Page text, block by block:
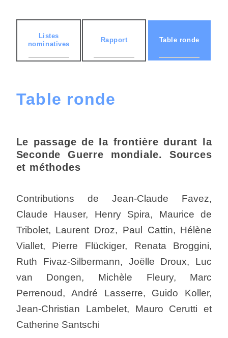
Listes
nominatives
Rapport Table ronde
Table ronde
Le passage de la frontière durant la
Seconde Guerre mondiale. Sources
et méthodes
Contributions de Jean-Claude Favez,
Claude Hauser, Henry Spira, Maurice de
Tribolet, Laurent Droz, Paul Cattin, Hélène
Viallet, Pierre Flückiger, Renata Broggini,
Ruth Fivaz-Silbermann, Joëlle Droux, Luc
van Dongen, Michèle Fleury, Marc
Perrenoud, André Lasserre, Guido Koller,
Jean-Christian Lambelet, Mauro Cerutti et
Catherine Santschi